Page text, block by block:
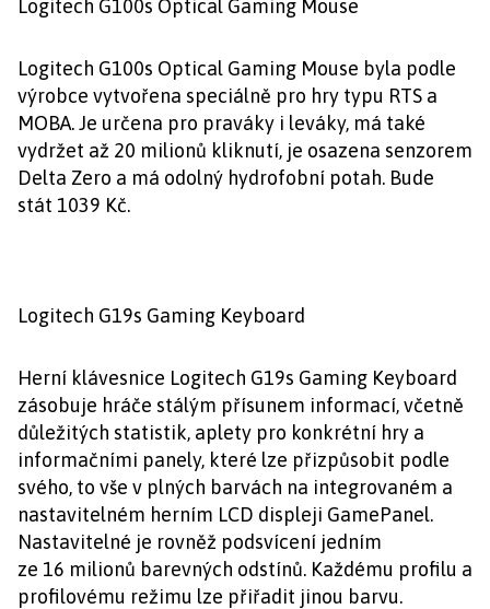
Logitech G100s Optical Gaming Mouse
Logitech G100s Optical Gaming Mouse byla podle
výrobce vytvořena speciálně pro hry typu RTS a
MOBA. Je určena pro praváky i leváky, má také
vydržet až 20 milionů kliknutí, je osazena senzorem
Delta Zero a má odolný hydrofobní potah. Bude
stát 1039 Kč.
Logitech G19s Gaming Keyboard
Herní klávesnice Logitech G19s Gaming Keyboard
zásobuje hráče stálým přísunem informací, včetně
důležitých statistik, aplety pro konkrétní hry a
informačními panely, které lze přizpůsobit podle
svého, to vše v plných barvách na integrovaném a
nastavitelném herním LCD displeji GamePanel.
Nastavitelné je rovněž podsvícení jedním
ze 16 milionů barevných odstínů. Každému profilu a
profilovému režimu lze přiřadit jinou barvu.